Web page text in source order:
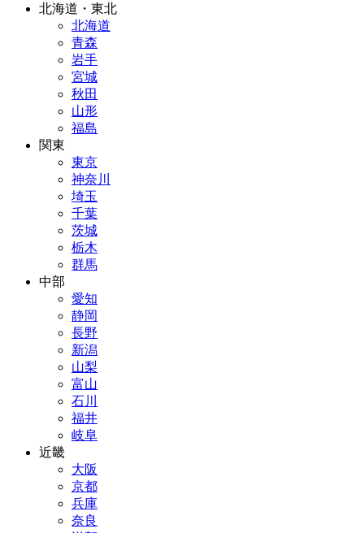
北海道・東北
北海道
青森
岩手
宮城
秋田
山形
福島
関東
東京
神奈川
埼玉
千葉
茨城
栃木
群馬
中部
愛知
静岡
長野
新潟
山梨
富山
石川
福井
岐阜
近畿
大阪
京都
兵庫
奈良